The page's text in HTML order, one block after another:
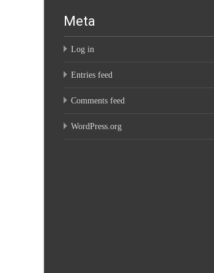
Meta
Log in
Entries feed
Comments feed
WordPress.org